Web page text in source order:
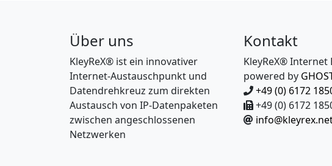
Über uns
KleyReX® ist ein innovativer
Internet-Austauschpunkt und
Datendrehkreuz zum direkten
Austausch von IP-Datenpaketen
zwischen angeschlossenen
Netzwerken
Kontakt
KleyReX® Internet
powered by
+49 (0) 6172
+49 (0) 6172